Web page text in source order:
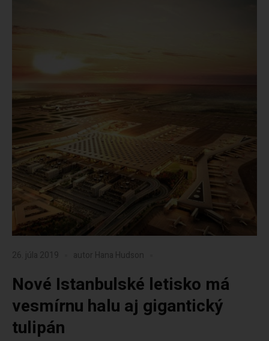
26. júla 2019 autor Hana Hudson
Nové Istanbulské letisko má
vesmírnu halu aj gigantický
tulipán